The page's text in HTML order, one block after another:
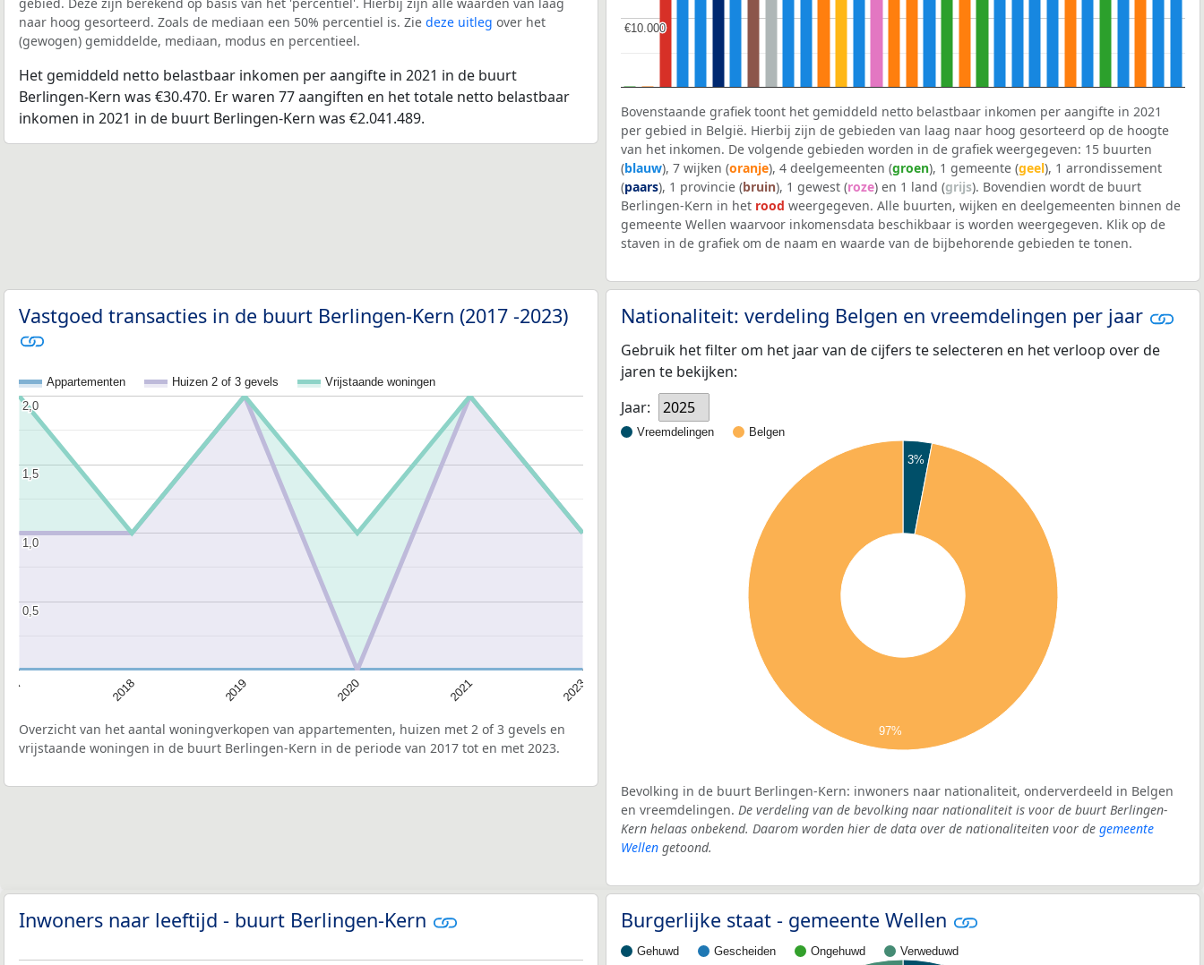
naar hoog gesorteerd. Zoals de mediaan een 50% percentiel is. Zie deze uitleg over het
(gewogen) gemiddelde, mediaan, modus en percentieel.
Het gemiddeld netto belastbaar inkomen per aangifte in 2021 in de buurt
Berlingen-Kern was €30.470. Er waren 77 aangiften en het totale netto belastbaar
inkomen in 2021 in de buurt Berlingen-Kern was €2.041.489.
€10.000
€10.000
Bovenstaande grafiek toont het gemiddeld netto belastbaar inkomen per aangifte in 2021
per gebied in België. Hierbij zijn de gebieden van laag naar hoog gesorteerd op de hoogte
van het inkomen. De volgende gebieden worden in de grafiek weergegeven: 15 buurten
(blauw), 7 wijken (oranje), 4 deelgemeenten (groen), 1 gemeente (geel), 1 arrondissement
(paars), 1 provincie (bruin), 1 gewest (roze) en 1 land (grijs). Bovendien wordt de buurt
Berlingen-Kern in het rood weergegeven. Alle buurten, wijken en deelgemeenten binnen de
gemeente Wellen waarvoor inkomensdata beschikbaar is worden weergegeven. Klik op de
staven in de grafiek om de naam en waarde van de bijbehorende gebieden te tonen.
Vastgoed transacties in de buurt Berlingen-Kern (2017 -2023)
Appartementen Huizen 2 of 3 gevels Vrijstaande woningen
2018 2019 2020 2021 2023
0,5
0,5
1,0
1,0
1,5
1,5
2,0
2,0
Overzicht van het aantal woningverkopen van appartementen, huizen met 2 of 3 gevels en
vrijstaande woningen in de buurt Berlingen-Kern in de periode van 2017 tot en met 2023.
Nationaliteit: verdeling Belgen en vreemdelingen per jaar
Gebruik het filter om het jaar van de cijfers te selecteren en het verloop over de
jaren te bekijken:
Jaar:
2025
Vreemdelingen Belgen
3%
97%
Bevolking in de buurt Berlingen-Kern: inwoners naar nationaliteit, onderverdeeld in Belgen
en vreemdelingen. De verdeling van de bevolking naar nationaliteit is voor de buurt Berlingen-
Kern helaas onbekend. Daarom worden hier de data over de nationaliteiten voor de gemeente
Wellen getoond.
Inwoners naar leeftijd - buurt Berlingen-Kern Burgerlijke staat - gemeente Wellen
Gehuwd Gescheiden Ongehuwd Verweduwd